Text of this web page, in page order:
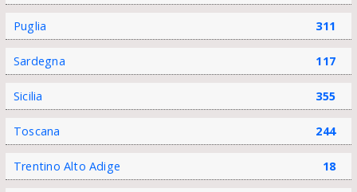
Puglia 311
Sardegna 117
Sicilia 355
Toscana 244
Trentino Alto Adige 18